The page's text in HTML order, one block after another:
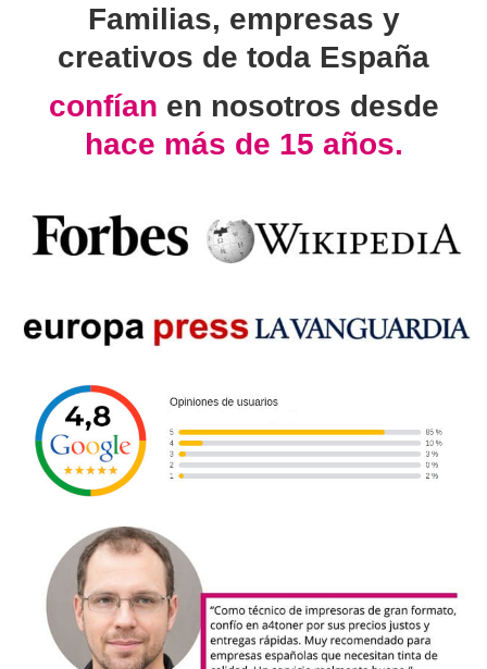
Familias, empresas y
creativos de toda España
confían en nosotros desde
hace más de 15 años.